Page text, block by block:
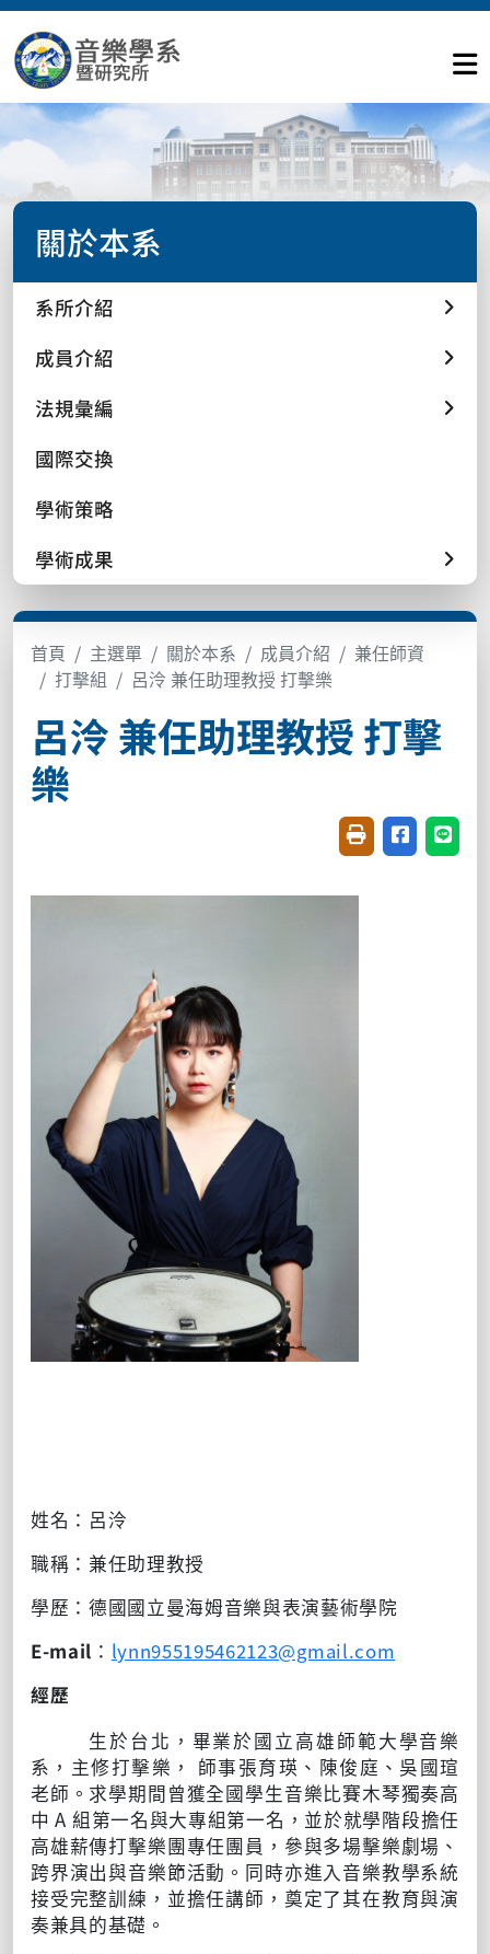
關於本系
系所介紹
成員介紹
法規彙編
國際交換
學術策略
學術成果
首頁 主選單 關於本系 成員介紹
兼任師資
打擊組
呂泠 兼任助理教授 打擊樂
呂泠 兼任助理教授 打擊
樂
友善列印(開新視
分享至臉書
分享
姓名：呂泠
職稱：兼任助理教授
學歷：德國國立曼海姆音樂與表演藝術學院
E-mail ： lynn955195462123@gmail.com
經歷
生於台北，畢業於國立高雄師範大學音樂
系，主修打擊樂， 師事張育瑛、陳俊庭、吳國瑄
老師。求學期間曾獲全國學生音樂比賽木琴獨奏高
中 A 組第一名與大專組第一名，並於就學階段擔任
高雄薪傳打擊樂團專任團員，參與多場擊樂劇場、
跨界演出與音樂節活動。同時亦進入音樂教學系統
接受完整訓練，並擔任講師，奠定了其在教育與演
奏兼具的基礎。